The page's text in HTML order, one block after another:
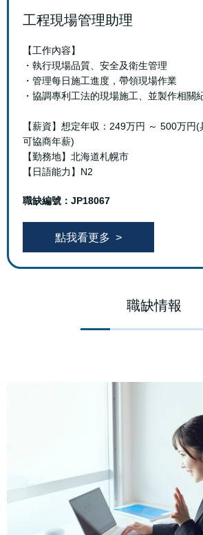
工程現場管理助理
【工作內容】
・執行現場品質、安全及衛生管理
・管理每日施工進度，帶領現場作業
・協調專利工法的現場施工、並製作相關
【薪資】想定年収：249万円 ～ 500万円
可協商年薪)
【勤務地】北海道札幌市
【日語能力】N2
職缺編號：JP18067
點我看更多
職缺情報